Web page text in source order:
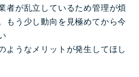
者が乱立しているため管理が煩
もう少し動向を見極めてから今
ようなメリットが発生してほし